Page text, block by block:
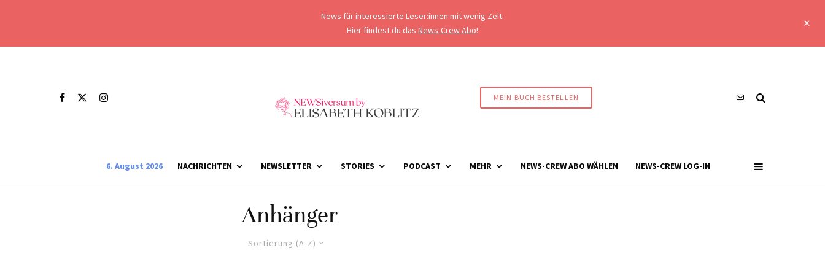
News für interessierte Leser:innen mit wenig Zeit.
Hier findest du das News-Crew Abo!
MEIN BUCH BESTELLEN
6. August 2026 NACHRICHTEN NEWSLETTER STORIES PODCAST MEHR NEWS-CREW ABO WÄHLEN NEWS-CREW LOG-IN
Anhänger
Sortierung (A-Z)